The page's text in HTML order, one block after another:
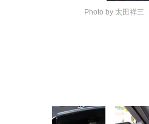
Photo by 太田祥三